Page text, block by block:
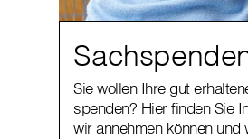
Sie wollen Ihre gut
spenden? Hier finden Sie
wir annehmen können und